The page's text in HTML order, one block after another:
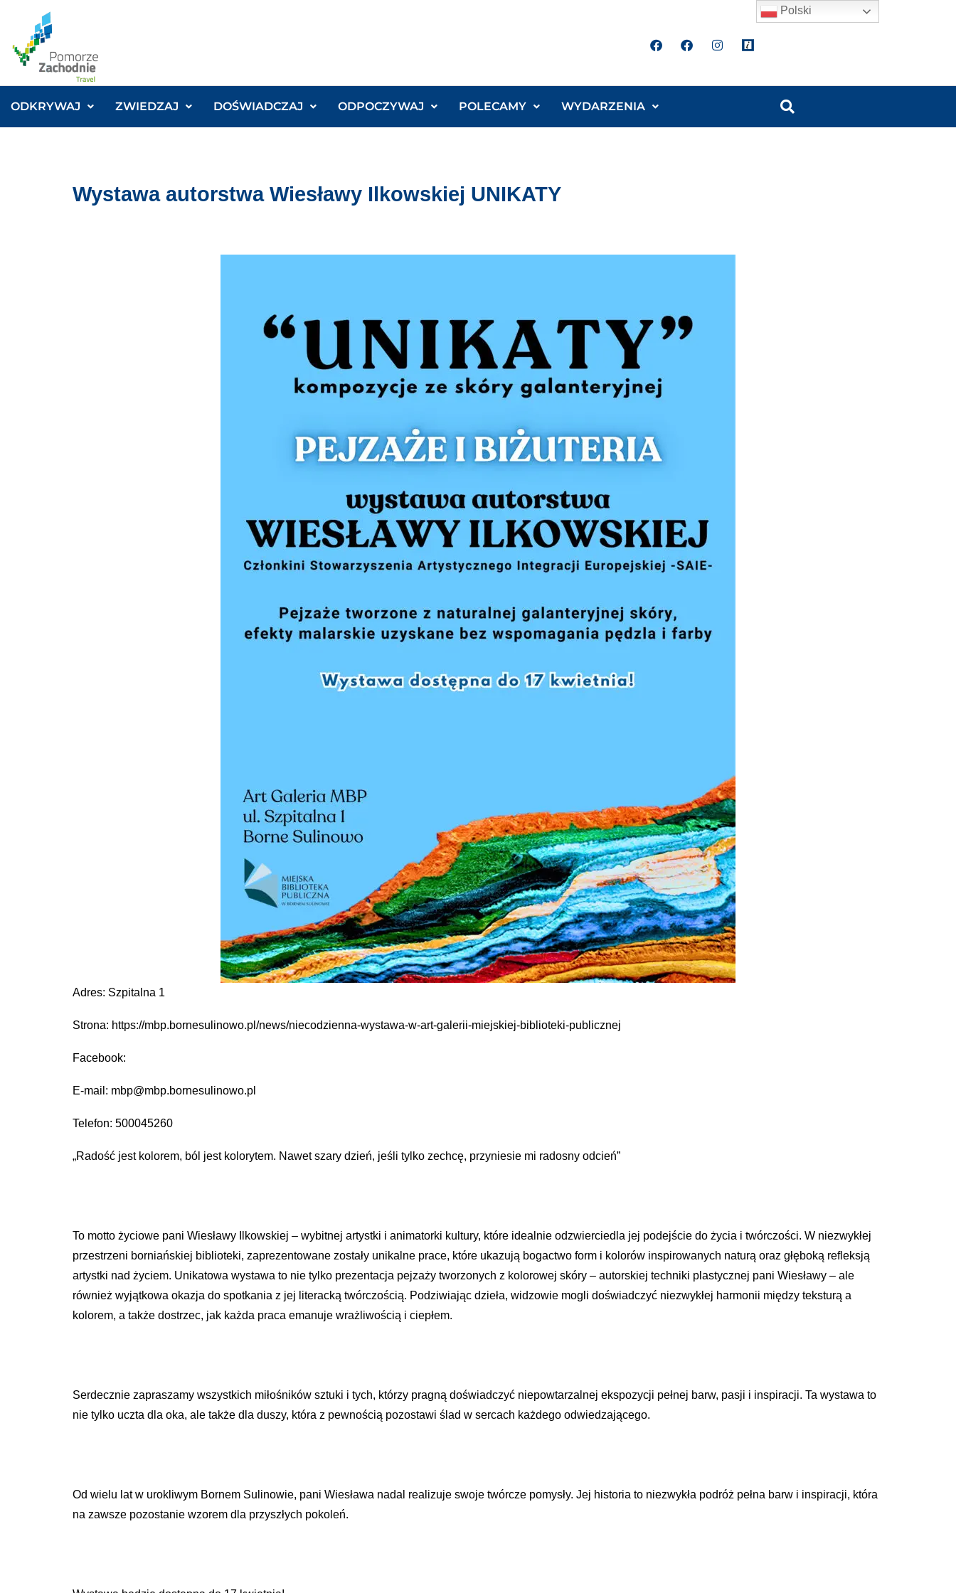
ODKRYWAJ ZWIEDZAJ DOŚWIADCZAJ ODPOCZYWAJ POLECAMY WYDARZENIA
Wystawa autorstwa Wiesławy Ilkowskiej UNIKATY
Adres: Szpitalna 1
Strona: https://mbp.bornesulinowo.pl/news/niecodzienna-wystawa-w-art-galerii-miejskiej-biblioteki-publicznej
Facebook:
E-mail: mbp@mbp.bornesulinowo.pl
Telefon: 500045260
„Radość jest kolorem, ból jest kolorytem. Nawet szary dzień, jeśli tylko zechcę, przyniesie mi radosny odcień”
To motto życiowe pani Wiesławy Ilkowskiej – wybitnej artystki i animatorki kultury, które idealnie odzwierciedla jej podejście do życia i twórczości. W niezwykłej
przestrzeni borniańskiej biblioteki, zaprezentowane zostały unikalne prace, które ukazują bogactwo form i kolorów inspirowanych naturą oraz głęboką refleksją
artystki nad życiem. Unikatowa wystawa to nie tylko prezentacja pejzaży tworzonych z kolorowej skóry – autorskiej techniki plastycznej pani Wiesławy – ale
również wyjątkowa okazja do spotkania z jej literacką twórczością. Podziwiając dzieła, widzowie mogli doświadczyć niezwykłej harmonii między teksturą a
kolorem, a także dostrzec, jak każda praca emanuje wrażliwością i ciepłem.
Serdecznie zapraszamy wszystkich miłośników sztuki i tych, którzy pragną doświadczyć niepowtarzalnej ekspozycji pełnej barw, pasji i inspiracji. Ta wystawa to
nie tylko uczta dla oka, ale także dla duszy, która z pewnością pozostawi ślad w sercach każdego odwiedzającego.
Od wielu lat w urokliwym Bornem Sulinowie, pani Wiesława nadal realizuje swoje twórcze pomysły. Jej historia to niezwykła podróż pełna barw i inspiracji, która
na zawsze pozostanie wzorem dla przyszłych pokoleń.
Polski